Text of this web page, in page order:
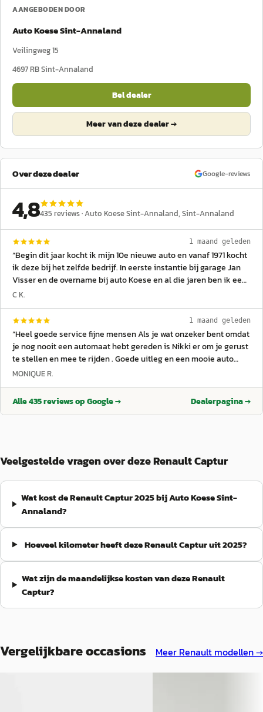
AANGEBODEN DOOR
Auto Koese Sint-Annaland
Veilingweg 15
4697 RBSint-Annaland
Bel dealer
Meer van deze dealer →
Over deze dealer Google-reviews
4,8435 reviews ·Auto Koese Sint-Annaland, Sint-Annaland
1 maand geleden
“Begin dit jaar kocht ik mijn 10e nieuwe auto en vanaf 1971 kocht
ik deze bij het zelfde bedrijf. In eerste instantie bij garage Jan
Visser en de overname bij auto Koese en al die jaren ben ik een
zeer tevreden klant. Eerst deed ik mijn aan kopen via Jan Visser,
behandeling hoop ik dit nog een aantal jaren te kunnen
voortzetten. Met vriendelijke groeten. Piet en Corrie Grinwis.
C K.
1 maand geleden
“Heel goede service fijne mensen Als je wat onzeker bent omdat
je nog nooit een automaat hebt gereden is Nikki er om je gerust
te stellen en mee te rijden . Goede uitleg en een mooie auto
gekocht.”
MONIQUE R.
Alle435reviews op Google → Dealerpagina →
Veelgestelde vragen over deze Renault Captur
Wat kost de Renault Captur 2025 bij Auto Koese Sint-
Annaland?
Hoeveel kilometer heeft deze Renault Captur uit 2025?
Wat zijn de maandelijkse kosten van deze Renault
Captur?
Vergelijkbare occasions Meer Renault modellen →